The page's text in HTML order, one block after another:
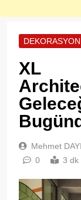
DEKORASYON
XL
Mehmet DAYI
0
3 dk